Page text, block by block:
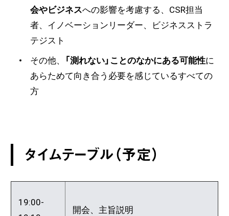
会やビジネスへの影響を考慮する、CSR担当
者、イノベーションリーダー、ビジネスストラ
テジスト
その他、
「測れない」ことのなかにある可能性に
あらためて向き合う必要を感じているすべての
方
タイムテーブル（予定）
19:00-
開会、主旨説明